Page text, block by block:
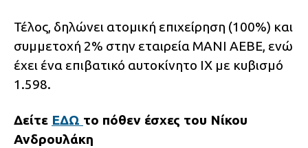
Τέλος, δηλώνει ατομική επιχείρηση (100%) και
συμμετοχή 2% στην εταιρεία ΜΑΝΙ ΑΕΒΕ, ενώ
έχει ένα επιβατικό αυτοκίνητο ΙΧ με κυβισμό
1.598.
Δείτε ΕΔΩ το πόθεν έσχες του Νίκου
Ανδρουλάκη